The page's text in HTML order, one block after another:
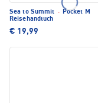
Sea to Summit · Pocket M
Reisehandtuch
€ 19,99